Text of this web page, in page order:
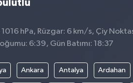
1016 hPa, Rüzgar: 6 km/s, Çiy
6:39, Gün Batımı: 18:37
Ankara Antalya Ardahan